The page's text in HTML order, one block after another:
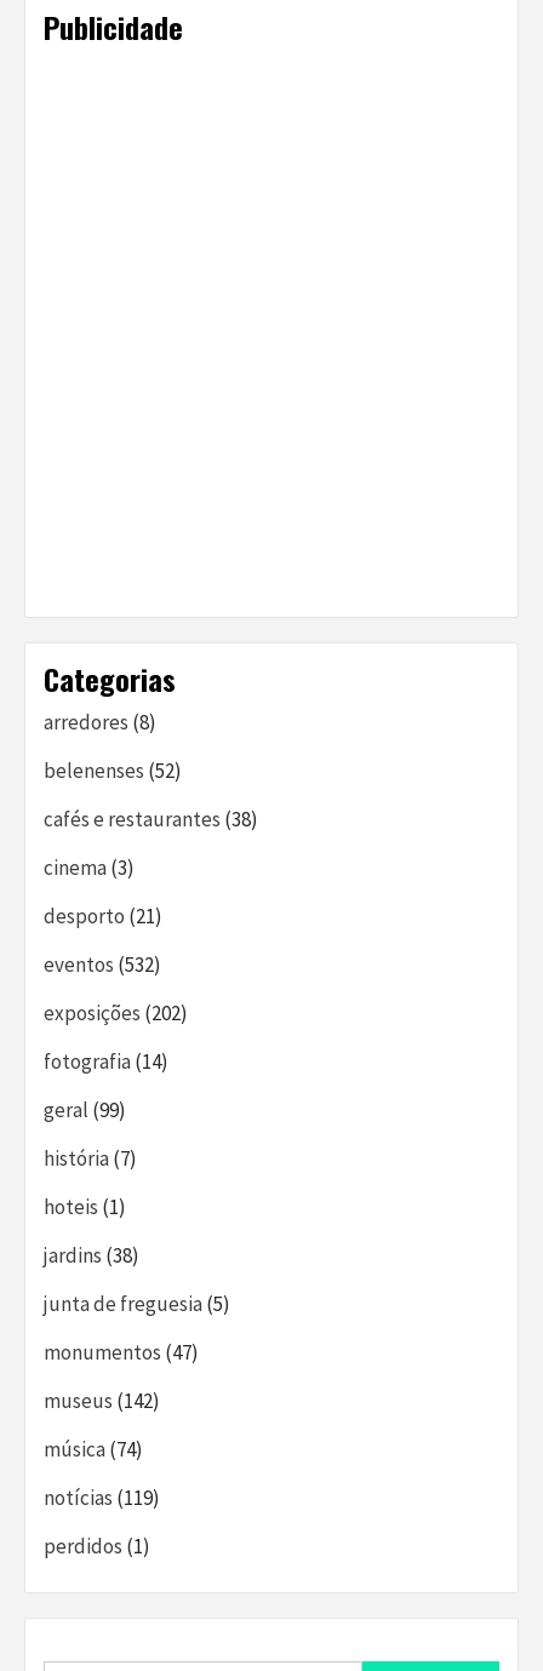
Publicidade
Categorias
arredores (8)
belenenses (52)
cafés e restaurantes (38)
cinema(3)
desporto (21)
eventos (532)
exposições (202)
fotografia(14)
geral (99)
história(7)
hoteis (1)
jardins (38)
junta de freguesia(5)
monumentos (47)
museus (142)
música(74)
notícias (119)
perdidos (1)